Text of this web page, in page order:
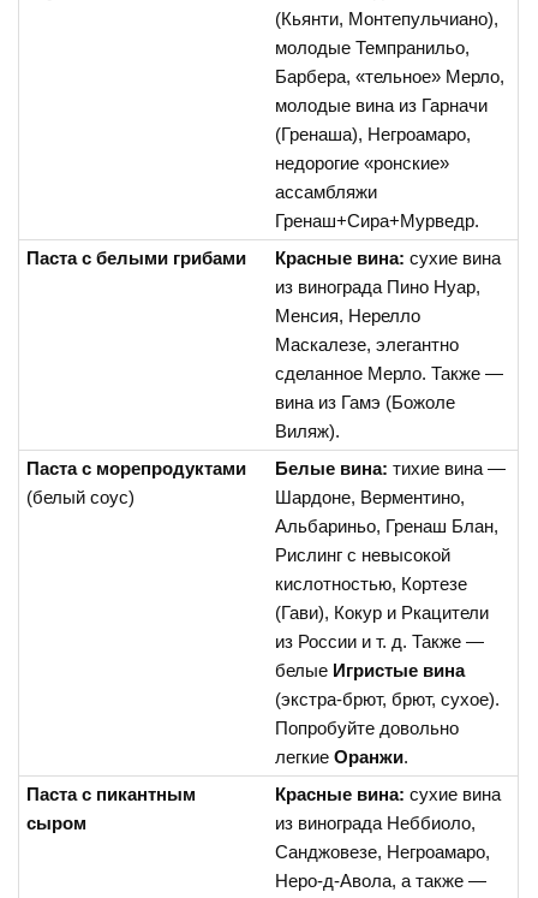
(Кьянти, Монтепульчиано),
молодые Темпранильо,
Барбера, «тельное» Мерло,
молодые вина из Гарначи
(Гренаша), Негроамаро,
недорогие «ронские»
ассамбляжи
Гренаш+Сира+Мурведр.
Паста с белыми грибами
Красные вина: сухие вина
из винограда Пино Нуар,
Менсия, Нерелло
Маскалезе, элегантно
сделанное Мерло. Также —
вина из Гамэ (Божоле
Виляж).
Паста с морепродуктами
(белый соус)
Белые вина: тихие вина —
Шардоне, Верментино,
Альбариньо, Гренаш Блан,
Рислинг с невысокой
кислотностью, Кортезе
(Гави), Кокур и Ркацители
из России и т. д. Также —
белые Игристые вина
(экстра-брют, брют, сухое).
Попробуйте довольно
легкиеОранжи.
Паста с пикантным
сыром
Красные вина: сухие вина
из винограда Неббиоло,
Санджовезе, Негроамаро,
Неро-д-Авола, а также —